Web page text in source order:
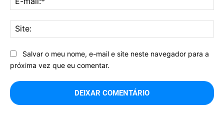
Salvar o meu nome, e-mail e site neste navegador para a
próxima vez que eu comentar.